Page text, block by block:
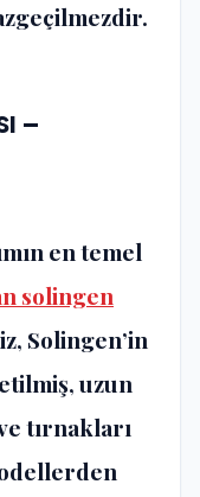
–
en temel
solingen
Solingen’in
uzun
tırnakları